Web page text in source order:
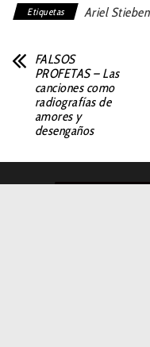
Etiquetas Ariel Stieben
FALSOS
PROFETAS – Las
canciones como
radiografías de
amores y
desengaños